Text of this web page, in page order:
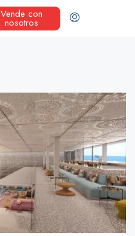
Vende con
nosotros